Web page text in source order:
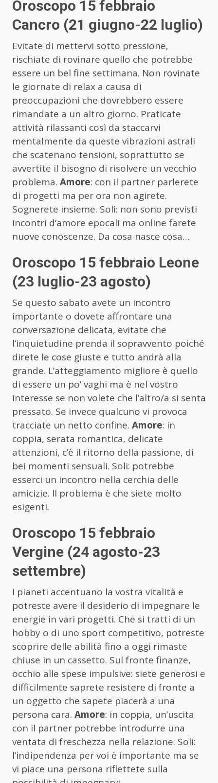
Oroscopo 15 febbraio
Cancro (21 giugno-22 luglio)
Evitate di mettervi sotto pressione,
rischiate di rovinare quello che potrebbe
essere un bel fine settimana. Non rovinate
le giornate di relax a causa di
preoccupazioni che dovrebbero essere
rimandate a un altro giorno. Praticate
attività rilassanti così da staccarvi
mentalmente da queste vibrazioni astrali
che scatenano tensioni, soprattutto se
avvertite il bisogno di risolvere un vecchio
problema. Amore: con il partner parlerete
di progetti ma per ora non agirete.
Sognerete insieme. Soli: non sono previsti
incontri d’amore epocali ma online farete
nuove conoscenze. Da cosa nasce cosa…
Oroscopo 15 febbraio Leone
(23 luglio-23 agosto)
Se questo sabato avete un incontro
importante o dovete affrontare una
conversazione delicata, evitate che
l’inquietudine prenda il sopravvento poiché
direte le cose giuste e tutto andrà alla
grande. L’atteggiamento migliore è quello
di essere un po’ vaghi ma è nel vostro
interesse se non volete che l’altro/a si senta
pressato. Se invece qualcuno vi provoca
tracciate un netto confine. Amore: in
coppia, serata romantica, delicate
attenzioni, c’è il ritorno della passione, di
bei momenti sensuali. Soli: potrebbe
esserci un incontro nella cerchia delle
amicizie. Il problema è che siete molto
esigenti.
Oroscopo 15 febbraio
Vergine (24 agosto-23
settembre)
I pianeti accentuano la vostra vitalità e
potreste avere il desiderio di impegnare le
energie in vari progetti. Che si tratti di un
hobby o di uno sport competitivo, potreste
scoprire delle abilità fino a oggi rimaste
chiuse in un cassetto. Sul fronte finanze,
occhio alle spese impulsive: siete generosi e
difficilmente saprete resistere di fronte a
un oggetto che sapete piacerà a una
persona cara. Amore: in coppia, un’uscita
con il partner potrebbe introdurre una
ventata di freschezza nella relazione. Soli:
l’indipendenza per voi è importante ma se
vi piace una persona riflettete sulla